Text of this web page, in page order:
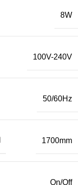
8W
100V-240V
50/60Hz
1700mm
On/Off